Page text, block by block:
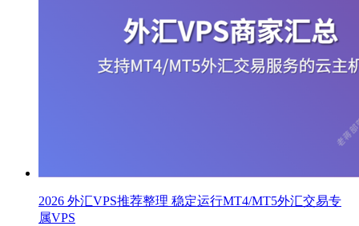
2026 外汇VPS推荐整理 稳定运行MT4/MT5外汇交易专
属VPS